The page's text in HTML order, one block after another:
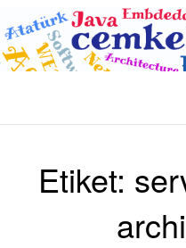
Teknolojik
Etiket: